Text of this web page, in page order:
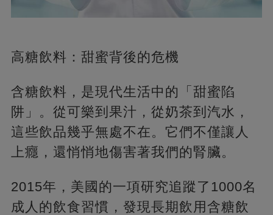
高糖飲料：甜蜜背後的危機
含糖飲料，是現代生活中的「甜蜜陷
阱」。從可樂到果汁，從奶茶到汽水，
這些飲品幾乎無處不在。它們不僅讓人
上癮，還悄悄地傷害著我們的腎臟。
2015年，美國的一項研究追蹤了1000名
成人的飲食習慣，發現長期飲用含糖飲